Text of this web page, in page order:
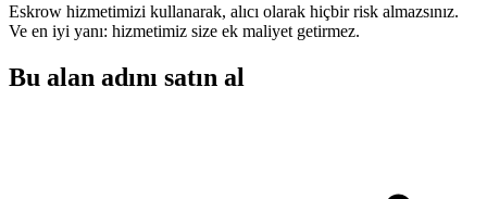
Eskrow hizmetimizi kullanarak, alıcı olarak hiçbir risk almazsınız.
Ve en iyi yanı: hizmetimiz size ek maliyet getirmez.
Bu alan adını satın al